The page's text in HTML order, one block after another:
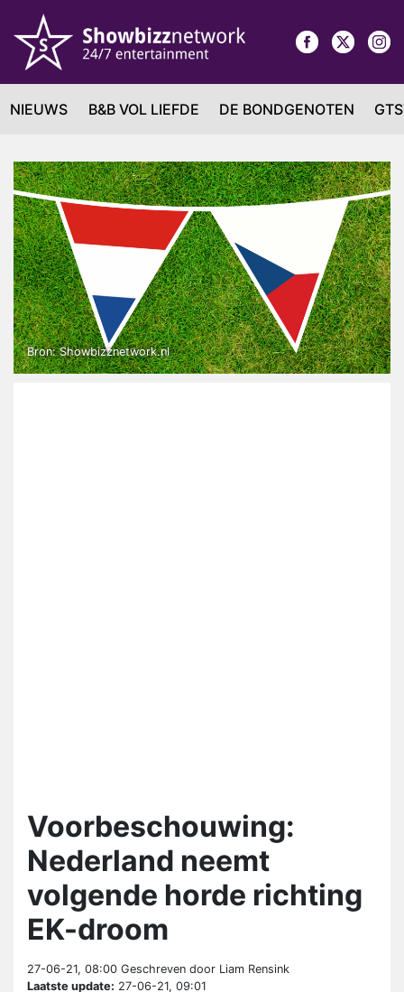
NIEUWS B&B VOL LIEFDE DE BONDGENOTEN
Bron: Showbizznetwork.nl
Voorbeschouwing:
Nederland neemt
volgende horde richting
EK-droom
27-06-21, 08:00 Geschreven door Liam Rensink
Laatste update: 27-06-21, 09:01